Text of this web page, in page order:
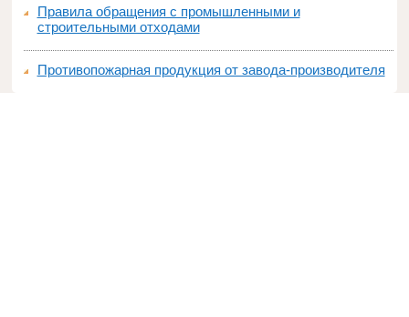
Правила обращения с промышленными и
строительными отходами
Противопожарная продукция от завода-производителя